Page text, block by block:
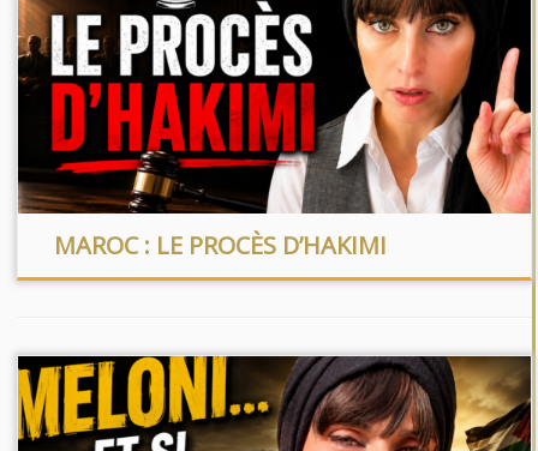
MAROC : LE PROCÈS D’HAKIMI